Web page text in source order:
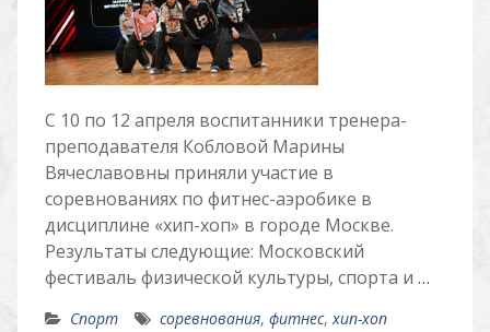
С 10 по 12 апреля воспитанники тренера-
преподавателя Кобловой Марины
Вячеславовны приняли участие в
соревнованиях по фитнес-аэробике в
дисциплине «хип-хоп» в городе Москве.
Результаты следующие: Московский
фестиваль физической культуры, спорта и …
Спорт соревнования, фитнес, хип-хоп